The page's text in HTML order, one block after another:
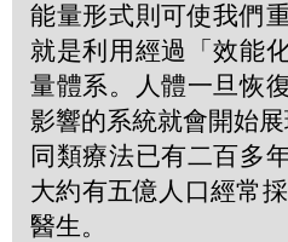
能量形式則可使我們
就是利用經過「效能
量體系。人體一旦恢
影響的系統就會開始
同類療法已有二百多
大約有五億人口經常
醫生。